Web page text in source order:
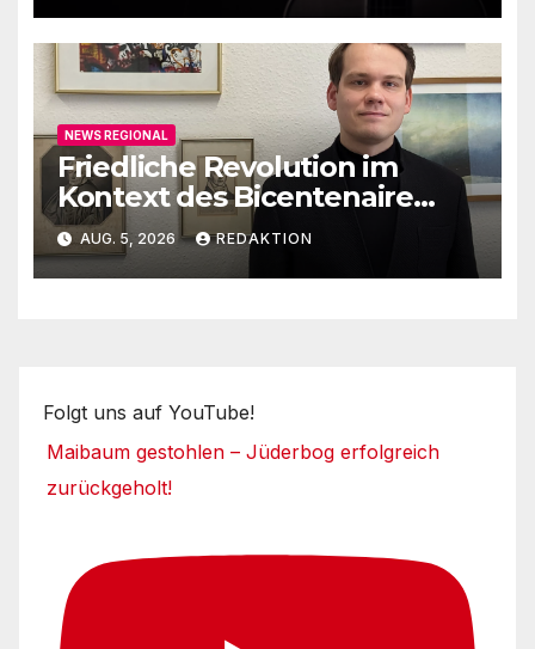
NEWS REGIONAL
Friedliche Revolution im
Kontext des Bicentenaire
1789-1989
AUG. 5, 2026 REDAKTION
Folgt uns auf YouTube!
Maibaum gestohlen – Jüderbog erfolgreich
zurückgeholt!